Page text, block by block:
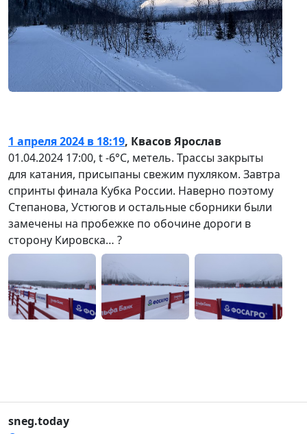
1 апреля 2024 в 18:19, Квасов Ярослав
01.04.2024 17:00, t -6°С, метель. Трассы закрыты
для катания, присыпаны свежим пухляком. Завтра
спринты финала Кубка России. Наверно поэтому
Степанова, Устюгов и остальные сборники были
замечены на пробежке по обочине дороги в
сторону Кировска… ?
sneg.today